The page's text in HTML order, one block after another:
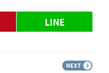
LINE